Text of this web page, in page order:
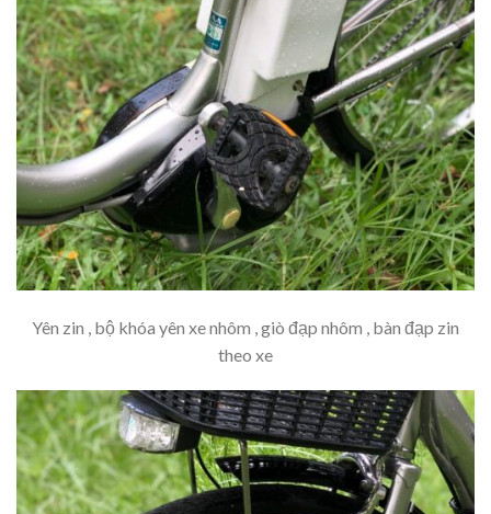
Yên zin , bộ khóa yên xe nhôm , giò đạp nhôm , bàn đạp zin
theo xe